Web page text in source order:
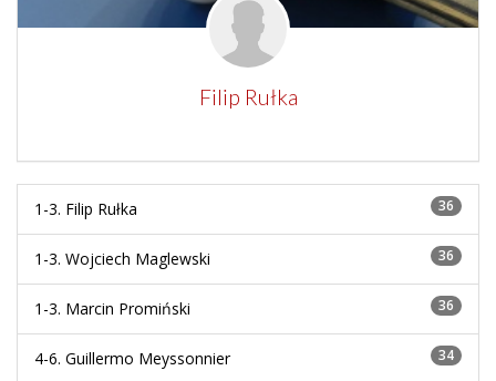
Filip Rułka
1-3. Filip Rułka 36
1-3. Wojciech Maglewski 36
1-3. Marcin Promiński 36
4-6. Guillermo Meyssonnier 34